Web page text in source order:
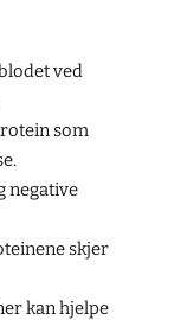
ved
som
negative
skjer
kan hjelpe